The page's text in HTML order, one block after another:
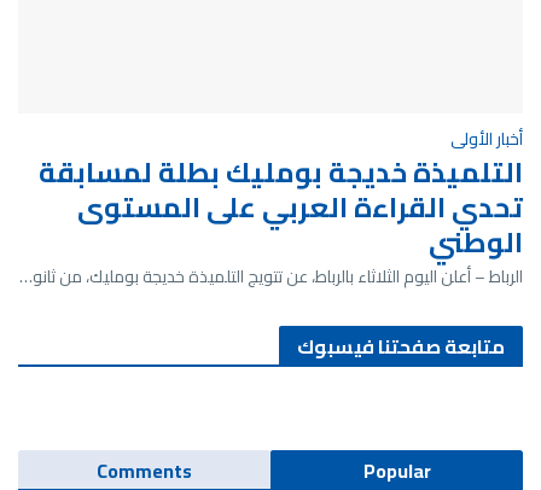
أخبار الأولى
التلميذة خديجة بومليك بطلة لمسابقة
تحدي القراءة العربي على المستوى
الوطني
الرباط – أعلن اليوم الثلاثاء بالرباط، عن تتويج التلميذة خديجة بومليك، من ثانو…
متابعة صفحتنا فيسبوك
Popular
Comments